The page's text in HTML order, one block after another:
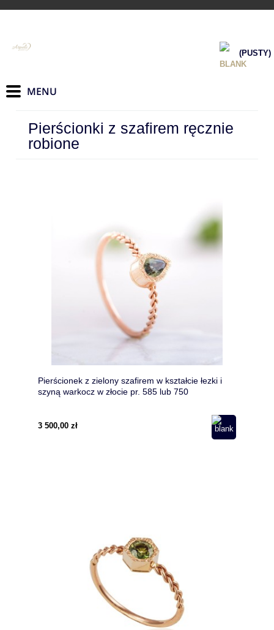
(PUSTY)
Pierścionki z szafirem ręcznie
robione
Pierścionek z zielony szafirem w kształcie łezki i
szyną warkocz w złocie pr. 585 lub 750
3 500,00 zł